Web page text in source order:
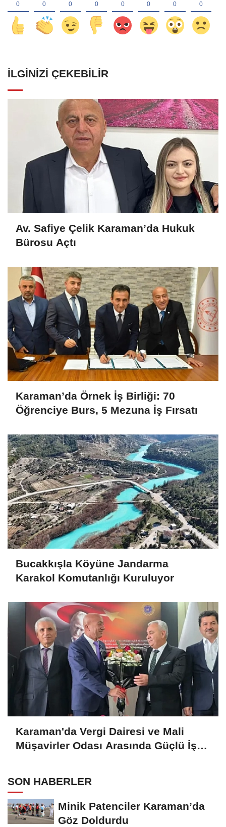
İLGINIZI ÇEKEBILIR
Av. Safiye Çelik Karaman’da Hukuk
Bürosu Açtı
Karaman’da Örnek İş Birliği: 70
Öğrenciye Burs, 5 Mezuna İş Fırsatı
Bucakkışla Köyüne Jandarma
Karakol Komutanlığı Kuruluyor
Karaman'da Vergi Dairesi ve Mali
Müşavirler Odası Arasında Güçlü İş
SON HABERLER
Minik Patenciler Karaman’da
Göz Doldurdu